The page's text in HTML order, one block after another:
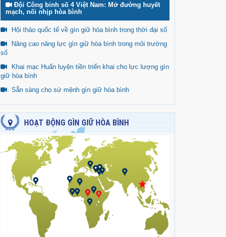
Đội Công binh số 4 Việt Nam: Mở đường huyết
mạch, nối nhịp hòa bình
Hội thảo quốc tế về gìn giữ hòa bình trong thời đại số
Nâng cao năng lực gìn giữ hòa bình trong môi trường
số
Khai mạc Huấn luyện tiền triển khai cho lực lượng gìn
giữ hòa bình
Sẵn sàng cho sứ mệnh gìn giữ hòa bình
HOẠT ĐỘNG GÌN GIỮ HÒA BÌNH